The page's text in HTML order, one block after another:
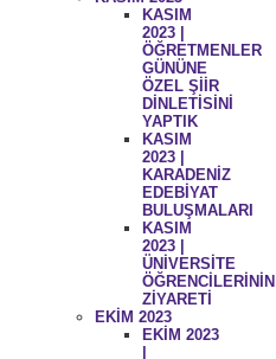
KASIM
2023 |
ÖĞRETMENLER
GÜNÜNE
ÖZEL ŞİİR
DİNLETİSİNİ
YAPTIK
KASIM
2023 |
KARADENİZ
EDEBİYAT
BULUŞMALARI
KASIM
2023 |
ÜNİVERSİTE
ÖĞRENCİLERİNİN
ZİYARETİ
EKİM 2023
EKİM 2023